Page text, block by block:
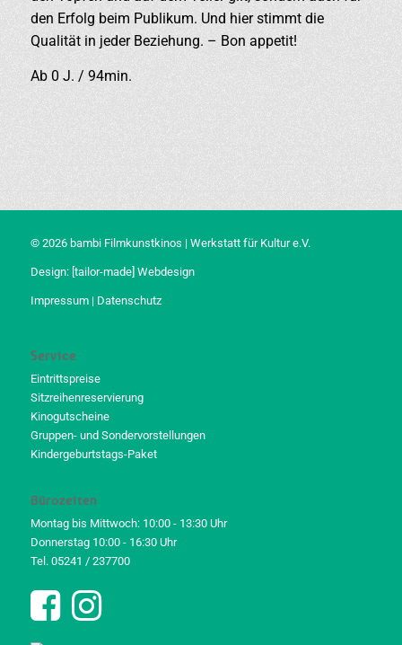
den Erfolg beim Publikum. Und hier stimmt die
Qualität in jeder Beziehung. – Bon appetit!
Ab 0 J. / 94min.
© 2026 bambi Filmkunstkinos | Werkstatt für Kultur e.V.
Design: [tailor-made] Webdesign
Impressum| Datenschutz
Service
Eintrittspreise
Sitzreihenreservierung
Kinogutscheine
Gruppen- und Sondervorstellungen
Kindergeburtstags-Paket
Bürozeiten
Montag bis Mittwoch: 10:00 - 13:30 Uhr
Donnerstag 10:00 - 16:30 Uhr
Tel. 05241 / 237700